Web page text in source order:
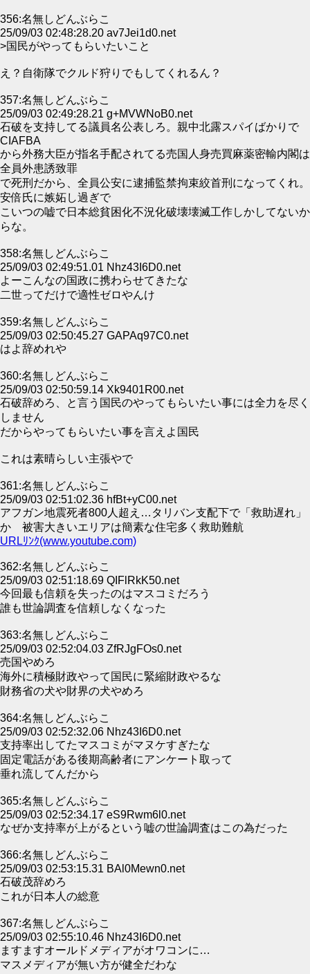
356:名無しどんぶらこ
25/09/03 02:48:28.20 av7Jei1d0.net
>国民がやってもらいたいこと
え？自衛隊でクルド狩りでもしてくれるん？
357:名無しどんぶらこ
25/09/03 02:49:28.21 g+MVWNoB0.net
石破を支持してる議員名公表しろ。親中北露スパイばかりで
CIAFBA
から外務大臣が指名手配されてる売国人身売買麻薬密輸内閣は
全員外患誘致罪
で死刑だから、全員公安に逮捕監禁拘束絞首刑になってくれ。
安倍氏に嫉妬し過ぎで
こいつの嘘で日本総貧困化不況化破壊壊滅工作しかしてないか
らな。
358:名無しどんぶらこ
25/09/03 02:49:51.01 Nhz43I6D0.net
よーこんなの国政に携わらせてきたな
二世ってだけで適性ゼロやんけ
359:名無しどんぶらこ
25/09/03 02:50:45.27 GAPAq97C0.net
はよ辞めれや
360:名無しどんぶらこ
25/09/03 02:50:59.14 Xk9401R00.net
石破辞めろ、と言う国民のやってもらいたい事には全力を尽く
しません
だからやってもらいたい事を言えよ国民
これは素晴らしい主張やで
361:名無しどんぶらこ
25/09/03 02:51:02.36 hfBt+yC00.net
アフガン地震死者800人超え…タリバン支配下で「救助遅れ」
か 被害大きいエリアは簡素な住宅多く救助難航
URLﾘﾝｸ(www.youtube.com)
362:名無しどんぶらこ
25/09/03 02:51:18.69 QIFlRkK50.net
今回最も信頼を失ったのはマスコミだろう
誰も世論調査を信頼しなくなった
363:名無しどんぶらこ
25/09/03 02:52:04.03 ZfRJgFOs0.net
売国やめろ
海外に積極財政やって国民に緊縮財政やるな
財務省の犬や財界の犬やめろ
364:名無しどんぶらこ
25/09/03 02:52:32.06 Nhz43I6D0.net
支持率出してたマスコミがマヌケすぎたな
固定電話がある後期高齢者にアンケート取って
垂れ流してんだから
365:名無しどんぶらこ
25/09/03 02:52:34.17 eS9Rwm6l0.net
なぜか支持率が上がるという嘘の世論調査はこの為だった
366:名無しどんぶらこ
25/09/03 02:53:15.31 BAl0Mewn0.net
石破茂辞めろ
これが日本人の総意
367:名無しどんぶらこ
25/09/03 02:55:10.46 Nhz43I6D0.net
ますますオールドメディアがオワコンに…
マスメディアが無い方が健全だわな